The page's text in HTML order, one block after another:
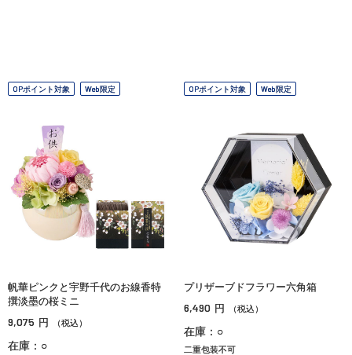
OPポイント対象 Web限定
帆華ピンクと宇野千代のお線香特
撰淡墨の桜ミニ
9,075 円 （税込）
在庫：○
OPポイント対象 Web限定
プリザーブドフラワー六角箱
6,490 円 （税込）
在庫：○
二重包装不可